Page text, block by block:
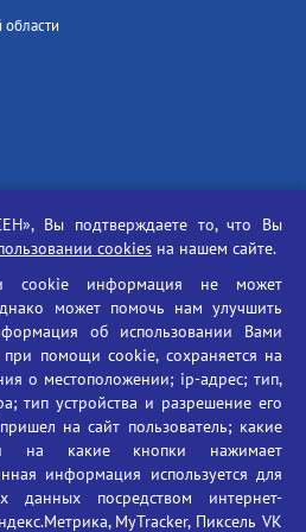
области
услуг
безопасности
прокуратура РФ
университет
И.Г. Петровского
пн-пт 09:00-18:00
Вы подтверждаете то, что Вы
cookies на нашем сайте.
cookie информация не может
может помочь нам улучшить
об использовании Вами
при помощи cookie, сохраняется на
о местоположении; ip-адрес; тип,
тип устройства и разрешение его
на сайт пользователь; какие
на какие кнопки нажимает
информация используется для
данных посредством интернет-
MyTracker, Пиксель VK